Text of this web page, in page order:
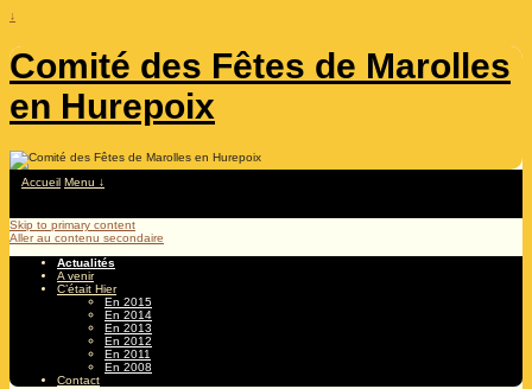
↓
Comité des Fêtes de Marolles
en Hurepoix
Accueil Menu ↓
Skip to primary content
Aller au contenu secondaire
Actualités
A venir
C’était Hier
En 2015
En 2014
En 2013
En 2012
En 2011
En 2008
Contact